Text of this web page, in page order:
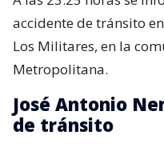
accidente de tránsito
Los Militares, en la
Metropolitana.
José Antonio
de tránsito